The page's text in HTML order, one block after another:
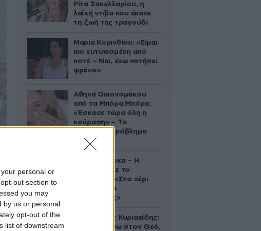
personal or
out section to
you may
by us or personal
opt-out of the
list of downstream
Ρίτα Σακελλαρίου, η
λαϊκή ντίβα που έκανε
τη ζωή της τραγούδι
Μαρία Κορινθίου: «Είμαι
πιο ευτυχισμένη από
ποτέ – Ναι, έχω πατήσει
φρένο»
Αθηνά Οικονομάκου
από τα Μπόρα Μπόρα:
«Έσκασε τώρα όλη η
κούραση» – Το
απρόοπτο πρόβλημα
υγείας
Δανάη Μπάρκα – Η
ανάρτηση με το
σάντουιτς: «Στο χέρι
σου είναι να
αδυνατίσεις»
Βλαδίμηρος Κυριακίδης:
«Δεν πιστεύω στον Θεό,